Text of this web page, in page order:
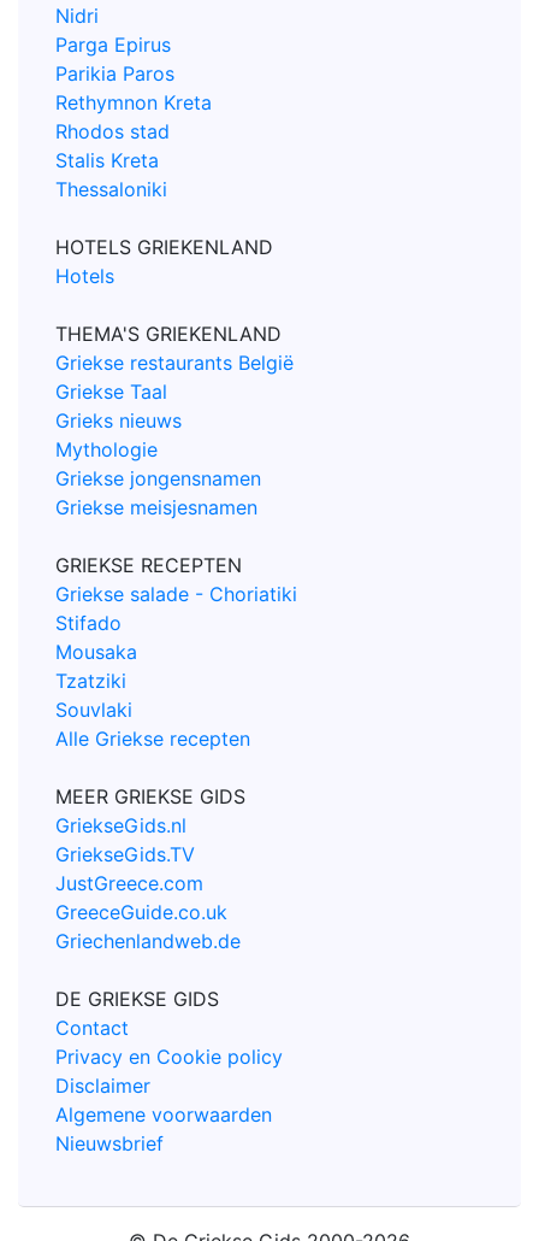
Nidri
Parga Epirus
Parikia Paros
Rethymnon Kreta
Rhodos stad
Stalis Kreta
Thessaloniki
HOTELS GRIEKENLAND
Hotels
THEMA'S GRIEKENLAND
Griekse restaurants België
Griekse Taal
Grieks nieuws
Mythologie
Griekse jongensnamen
Griekse meisjesnamen
GRIEKSE RECEPTEN
Griekse salade - Choriatiki
Stifado
Mousaka
Tzatziki
Souvlaki
Alle Griekse recepten
MEER GRIEKSE GIDS
GriekseGids.nl
GriekseGids.TV
JustGreece.com
GreeceGuide.co.uk
Griechenlandweb.de
DE GRIEKSE GIDS
Contact
Privacy en Cookie policy
Disclaimer
Algemene voorwaarden
Nieuwsbrief